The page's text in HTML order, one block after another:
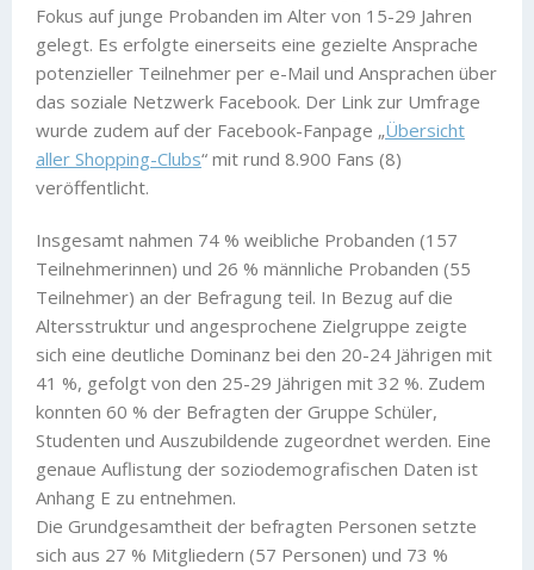
Fokus auf junge Probanden im Alter von 15-29 Jahren
gelegt. Es erfolgte einerseits eine gezielte Ansprache
potenzieller Teilnehmer per e-Mail und Ansprachen über
das soziale Netzwerk Facebook. Der Link zur Umfrage
wurde zudem auf der Facebook-Fanpage „Übersicht
aller Shopping-Clubs“ mit rund 8.900 Fans (8)
veröffentlicht.
Insgesamt nahmen 74 % weibliche Probanden (157
Teilnehmerinnen) und 26 % männliche Probanden (55
Teilnehmer) an der Befragung teil. In Bezug auf die
Altersstruktur und angesprochene Zielgruppe zeigte
sich eine deutliche Dominanz bei den 20-24 Jährigen mit
41 %, gefolgt von den 25-29 Jährigen mit 32 %. Zudem
konnten 60 % der Befragten der Gruppe Schüler,
Studenten und Auszubildende zugeordnet werden. Eine
genaue Auflistung der soziodemografischen Daten ist
Anhang E zu entnehmen.
Die Grundgesamtheit der befragten Personen setzte
sich aus 27 % Mitgliedern (57 Personen) und 73 %